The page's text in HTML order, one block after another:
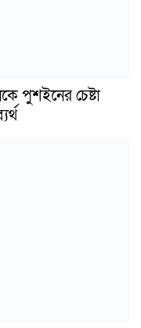
পুশইনের চেষ্টা